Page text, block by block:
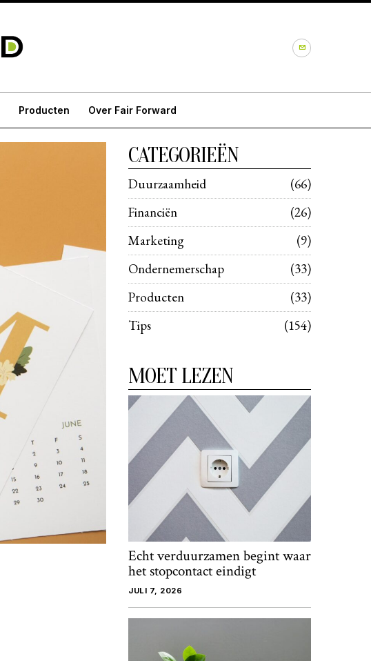
Producten Over Fair Forward
CATEGORIEËN
Duurzaamheid
66
Financiën
26
Marketing
9
Ondernemerschap
33
Producten
33
Tips
154
MOET LEZEN
Echt verduurzamen begint waar
het stopcontact eindigt
JULI 7, 2026